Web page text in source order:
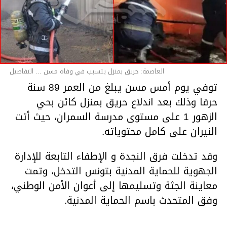
العاصمة: حريق بمنزل يتسبب في وفاة مسن ... التفاصيل
توفي يوم أمس مسن يبلغ من العمر 89 سنة
حرقا وذلك بعد اندلاع حريق بمنزل كائن بحي
الزهور 1 على مستوى مدرسة السمران، حيث أتت
النيران على كامل محتوياته.
وقد تدخلت فرق النجدة و الإطفاء التابعة للإدارة
الجهوية للحماية المدنية بتونس التدخل، وتمت
معاينة الجثة وتسليمها إلى أعوان الأمن الوطني،
وفق المتحدث باسم الحماية المدنية.